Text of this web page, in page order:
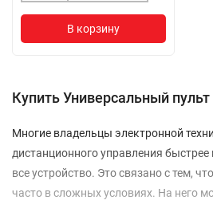
В корзину
Купить Универсальный
Многие владельцы электронной
дистанционного управления
все устройство. Это связано с тем,
часто в сложных условиях. На него